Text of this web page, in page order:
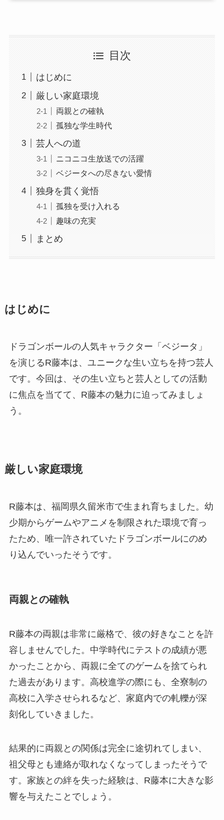
目次
はじめに
厳しい家庭環境
両親との確執
孤独な学生時代
芸人への道
ニコニコ生放送での活躍
ベジータへの尽きない愛情
独身を貫く覚悟
孤独を受け入れる
趣味の充実
まとめ
はじめに
ドラゴンボールの人気キャラクター「ベジータ」
を演じるR藤本は、ユニークな生い立ちを持つ芸人
です。今回は、その生い立ちと芸人としての活動
に焦点を当てて、R藤本の魅力に迫ってみましょ
う。
厳しい家庭環境
R藤本は、福岡県久留米市で生まれ育ちました。幼
少期からゲームやアニメを制限された環境で育っ
たため、唯一許されていたドラゴンボールにのめ
り込んでいったそうです。
両親との確執
R藤本の両親は非常に厳格で、彼の好きなことを許
容しませんでした。中学時代にテストの成績が悪
かったことから、両親に全てのゲームを捨てられ
た過去があります。高校進学の際にも、全寮制の
高校に入学させられるなど、家庭内での軋轢が深
刻化していきました。
結果的に両親との関係は完全に途切れてしまい、
祖父母とも連絡が取れなくなってしまったそうで
す。家族との絆を失った経験は、R藤本に大きな影
響を与えたことでしょう。